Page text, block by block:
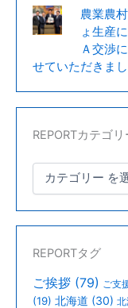
視
察
ま
農業農
ょ生産
Ａ交渉
せていただきまし
REPORTカテゴリ
REPORTタグ
ご挨拶 (79) ご支
(19) 北海道 (30)